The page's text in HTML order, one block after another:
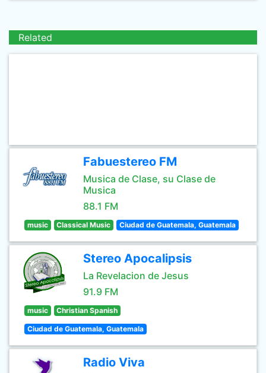
Related
Fabuestereo FM
Musica de Clase, su Clase de
Musica
88.1 FM
music Classical Music Ciudad de Guatemala, Guatemala
Stereo Apocalipsis
La Revelacion de Jesus
91.9 FM
music Christian Spanish
Ciudad de Guatemala, Guatemala
Radio Viva